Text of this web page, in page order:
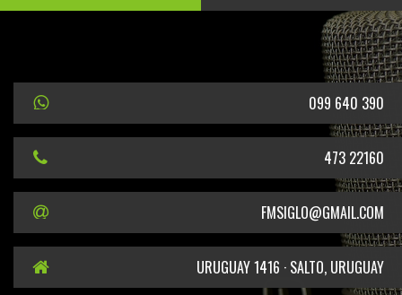
099 640 390
473 22160
FMSIGLO@GMAIL.COM
URUGUAY 1416 · SALTO, URUGUAY